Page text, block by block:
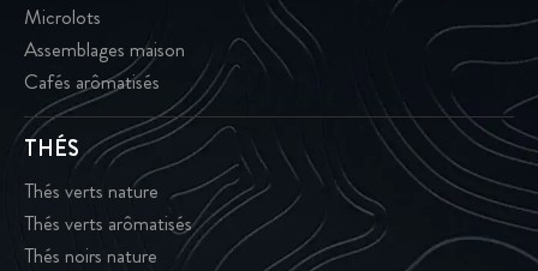
Microlots
Assemblages maison
Cafés arômatisés
THÉS
Thés verts nature
Thés verts arômatisés
Thés noirs nature